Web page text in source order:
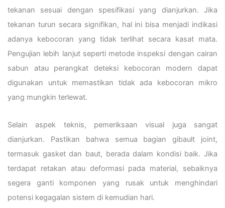
tekanan sesuai dengan spesifikasi yang dianjurkan. Jika
tekanan turun secara signifikan, hal ini bisa menjadi indikasi
adanya kebocoran yang tidak terlihat secara kasat mata.
Pengujian lebih lanjut seperti metode inspeksi dengan cairan
sabun atau perangkat deteksi kebocoran modern dapat
digunakan untuk memastikan tidak ada kebocoran mikro
yang mungkin terlewat.
Selain aspek teknis, pemeriksaan visual juga sangat
dianjurkan. Pastikan bahwa semua bagian gibault joint,
termasuk gasket dan baut, berada dalam kondisi baik. Jika
terdapat retakan atau deformasi pada material, sebaiknya
segera ganti komponen yang rusak untuk menghindari
potensi kegagalan sistem di kemudian hari.